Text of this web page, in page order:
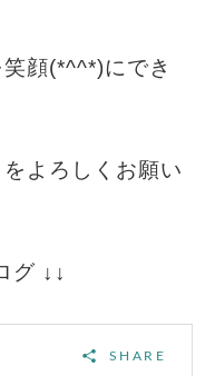
顔(*^^*)にでき
よろしくお願い
グ ↓↓